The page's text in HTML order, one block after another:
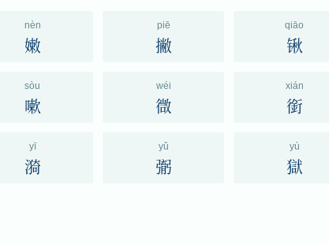
nèn
嫩
piē
撇
qiāo
锹
sòu
嗽
wéi
㣲
xián
銜
yī
漪
yǔ
㣃
yù
獄